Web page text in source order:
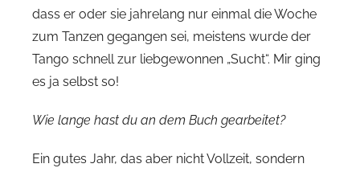
dass er oder sie jahrelang nur einmal die Woche
zum Tanzen gegangen sei, meistens wurde der
Tango schnell zur liebgewonnen „Sucht“. Mir ging
es ja selbst so!
Wie lange hast du an dem Buch gearbeitet?
Ein gutes Jahr, das aber nicht Vollzeit, sondern